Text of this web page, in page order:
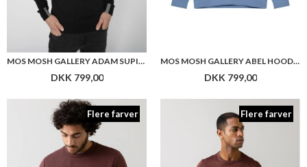
MOS MOSH GALLERY ADAM SUPIMA O-NECK
DKK 799,00
MOS MOSH GALLERY ABEL HOOD SWEAT
DKK 799,00
Flere farver Flere farver